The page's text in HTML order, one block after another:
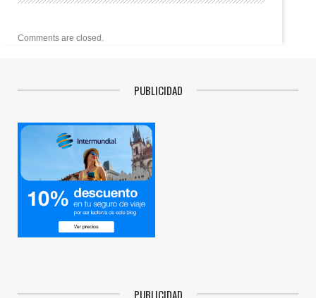
Comments are closed.
PUBLICIDAD
PUBLICIDAD